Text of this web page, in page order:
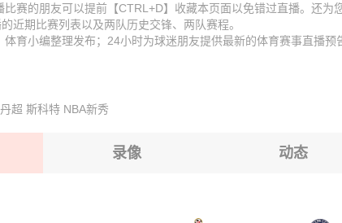
蒙古超】 乌兰固木市VS科布多西部
蒙古超】 乌兰固木市VS科布多西部
蒙古超】 乌兰固木市VS科布多西部
蒙古超】 乌兰固木市VS科布多西部
蒙古超】 乌兰固木市VS科布多西部
蒙古超】 乌兰固木市VS科布多西部
蒙古超】 乌兰固木市VS科布多西部
蒙古超】 乌兰固木市VS科布多西部
赛的朋友可以提前【CTRL+D】收藏本页面以免错过直播。还为
近期比赛列表以及两队历史交锋、两队赛程。
育小编整理发布；24小时为球迷朋友提供最新的体育赛事直播预
超 斯科特 NBA新秀
录像 动态